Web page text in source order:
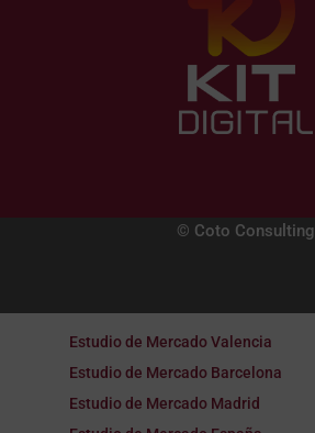
© Coto Consulting
Estudio de Mercado Valencia
Estudio de Mercado Barcelona
Estudio de Mercado Madrid